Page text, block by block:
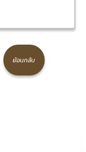
ย้อนกลับ